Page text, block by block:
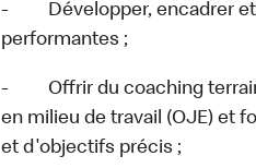
- Développer, encadrer et
performantes ;
- Offrir du coaching terrain,
en milieu de travail (OJE) et
et d'objectifs précis ;